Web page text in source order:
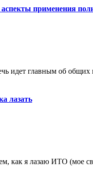
применения
идет главным об
лазать
как я лазаю ИТО (мое